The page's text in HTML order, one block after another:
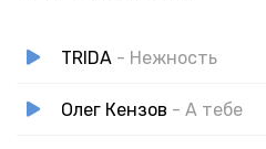
TRIDA - Нежность
Олег Кензов - А тебе